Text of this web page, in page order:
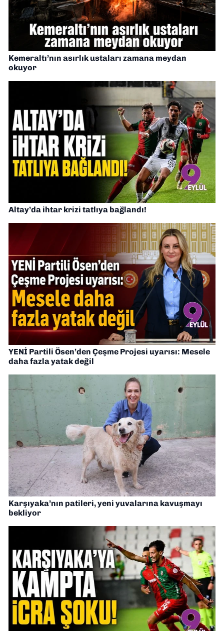
Kemeraltı’nın asırlık ustaları zamana meydan
okuyor
Altay’da ihtar krizi tatlıya bağlandı!
YENİ Partili Ösen’den Çeşme Projesi uyarısı: Mesele
daha fazla yatak değil
Karşıyaka’nın patileri, yeni yuvalarına kavuşmayı
bekliyor